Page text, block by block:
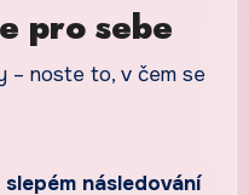
pro sebe
– noste to, v čem se
následování